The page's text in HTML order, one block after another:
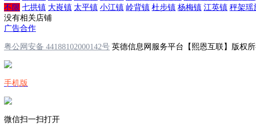
不限 七拱镇 大崀镇 太平镇 小江镇 岭背镇 杜步镇 杨梅镇 江英镇 秤架瑶
没有相关店铺
广告合作
粤公网安备 44188102000142号 英德信息网服务平台【熙恩互联】版权
手机版
微信扫一扫打开